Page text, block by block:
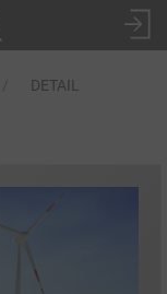
DETAIL